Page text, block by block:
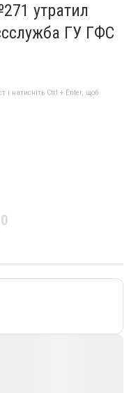
утратил
ГУ ГФС
і натисніть Ctrl + Enter, щоб